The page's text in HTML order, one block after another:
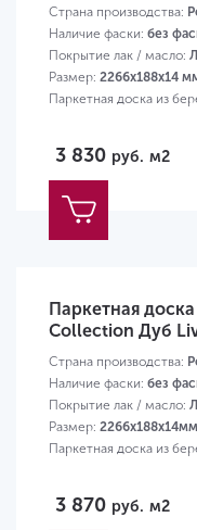
Страна производства:
Наличие фаски: без
Покрытие лак / масло:
Размер: 2266х188х14
Паркетная доска из
3 830 руб. м2
Паркетная
Collection Дуб
Страна производства:
Наличие фаски: без
Покрытие лак / масло:
Размер: 2266х188х14мм
Паркетная доска из
3 870 руб. м2